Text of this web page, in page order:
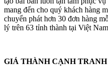
mang đến cho quý khách hàng
chuyển phát hơn 30 đơn hàng
lý trên 63 tỉnh thành tại Việt
GIÁ THÀNH CẠNH TRANH